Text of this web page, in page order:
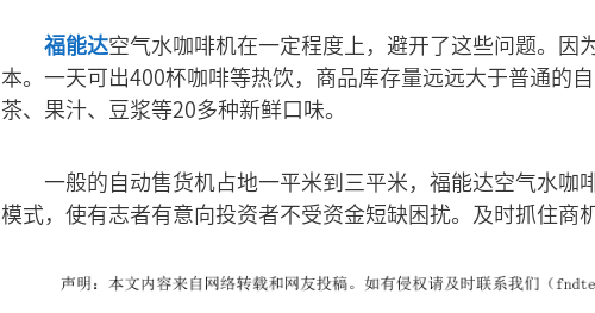
福能达空气水咖啡机在一定程度上，避开了这些问题。因
本。一天可出400杯咖啡等热饮，商品库存量远远大于普通的
茶、果汁、豆浆等20多种新鲜口味。
一般的自动售货机占地一平米到三平米，福能达空气水咖
模式，使有志者有意向投资者不受资金短缺困扰。及时抓住商